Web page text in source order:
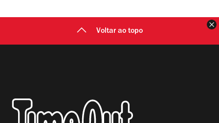
Voltar ao topo